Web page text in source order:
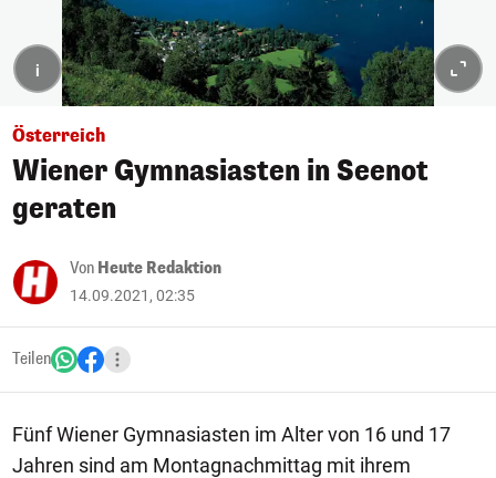
i
Österreich
Wiener Gymnasiasten in Seenot
geraten
Von Heute Redaktion
14.09.2021, 02:35
Teilen
Fünf Wiener Gymnasiasten im Alter von 16 und 17
Jahren sind am Montagnachmittag mit ihrem